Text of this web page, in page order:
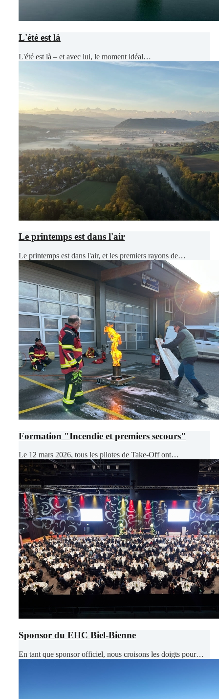
L'été est là
L'été est là – et avec lui, le moment idéal…
Le printemps est dans l'air
Le printemps est dans l'air, et les premiers rayons de…
Formation "Incendie et premiers secours"
Le 12 mars 2026, tous les pilotes de Take-Off ont…
Sponsor du EHC Biel-Bienne
En tant que sponsor officiel, nous croisons les doigts pour…